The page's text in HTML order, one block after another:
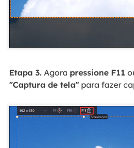
Etapa 3.Agora pressione F11
"Captura de tela"para fazer